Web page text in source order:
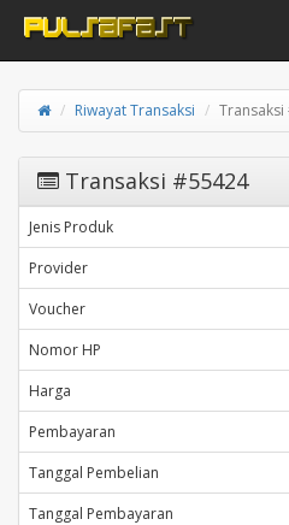
Riwayat Transaksi
Transaksi #55424
Jenis Produk
Provider
Voucher
Nomor HP
Harga
Pembayaran
Tanggal Pembelian
Tanggal Pembayaran